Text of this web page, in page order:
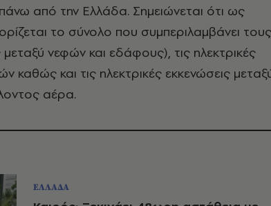
από την Ελλάδα. Σημειώνεται ότι ως
το σύνολο που συμπεριλαμβάνει τους
νεφών και εδάφους), τις ηλεκτρικές
καθώς και τις ηλεκτρικές εκκενώσεις
αέρα.
ΕΛΛΑΔΑ